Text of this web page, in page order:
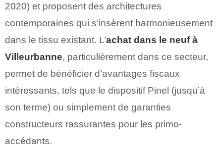
2020) et proposent des architectures
contemporaines qui s’insèrent harmonieusement
dans le tissu existant. L’achat dans le neuf à
Villeurbanne, particulièrement dans ce secteur,
permet de bénéficier d’avantages fiscaux
intéressants, tels que le dispositif Pinel (jusqu’à
son terme) ou simplement de garanties
constructeurs rassurantes pour les primo-
accédants.